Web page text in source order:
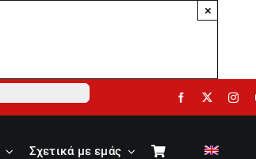
×
Σχετικά με εμάς